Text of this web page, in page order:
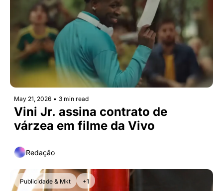
May 21, 2026 • 3 min read
Vini Jr. assina contrato de
várzea em filme da Vivo
Redação
Publicidade & Mkt +1